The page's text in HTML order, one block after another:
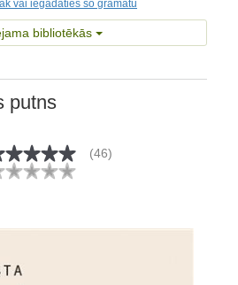
vai iegādāties šo grāmatu
bibliotēkās
putns
(46)